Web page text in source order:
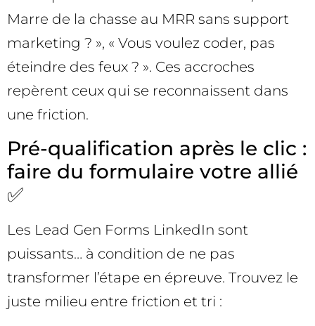
Marre de la chasse au MRR sans support
marketing ? », « Vous voulez coder, pas
éteindre des feux ? ». Ces accroches
repèrent ceux qui se reconnaissent dans
une friction.
Pré-qualification après le clic :
faire du formulaire votre allié
✅
Les Lead Gen Forms LinkedIn sont
puissants… à condition de ne pas
transformer l’étape en épreuve. Trouvez le
juste milieu entre friction et tri :